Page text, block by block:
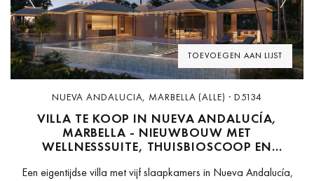
TOEVOEGEN AAN LIJST
Previous Next
NUEVA ANDALUCIA, MARBELLA (ALLE) · D5134
VILLA TE KOOP IN NUEVA ANDALUCÍA,
MARBELLA - NIEUWBOUW MET
WELLNESSSUITE, THUISBIOSCOOP EN
Een eigentijdse villa met vijf slaapkamers in Nueva Andalucía,